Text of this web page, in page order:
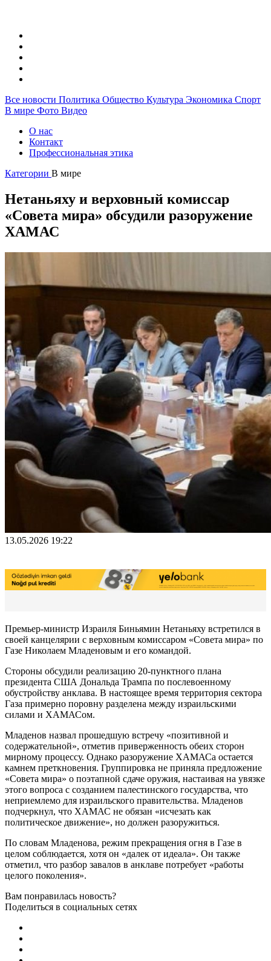
Все новости Политика Общество Культура Экономика Спорт
В мире Фото Видео
О нас
Контакт
Профессиональная этика
Категории В мире
Нетаньяху и верховный комиссар
«Совета мира» обсудили разоружение
ХАМАС
13.05.2026 19:22
Премьер-министр Израиля Биньямин Нетаньяху встретился в
своей канцелярии с верховным комиссаром «Совета мира» по
Газе Николаем Младеновым и его командой.
Стороны обсудили реализацию 20-пунктного плана
президента США Дональда Трампа по послевоенному
обустройству анклава. В настоящее время территория сектора
Газа примерно поровну разделена между израильскими
силами и ХАМАСом.
Младенов назвал прошедшую встречу «позитивной и
содержательной», отметив приверженность обеих сторон
мирному процессу. Однако разоружение ХАМАСа остается
камнем преткновения. Группировка не приняла предложение
«Совета мира» о поэтапной сдаче оружия, настаивая на увязке
этого вопроса с созданием палестинского государства, что
неприемлемо для израильского правительства. Младенов
подчеркнул, что ХАМАС не обязан «исчезать как
политическое движение», но должен разоружиться.
По словам Младенова, режим прекращения огня в Газе в
целом соблюдается, хотя он «далек от идеала». Он также
отметил, что разбор завалов в анклаве потребует «работы
целого поколения».
Вам понравилась новость?
Поделиться в социальных сетях